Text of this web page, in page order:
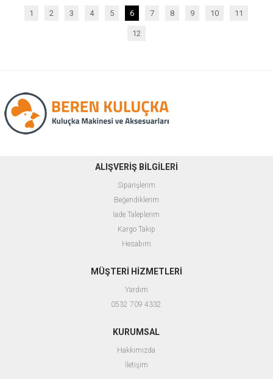
1 2 3 4 5 6 7 8 9 10 11
12
ALIŞVERİŞ BİLGİLERİ
Siparişlerim
Beğendiklerim
İade Taleplerim
Kargo Takip
Hesabım
MÜŞTERİ HİZMETLERİ
Yardım
0532 709 4332
KURUMSAL
Hakkımızda
İletişim